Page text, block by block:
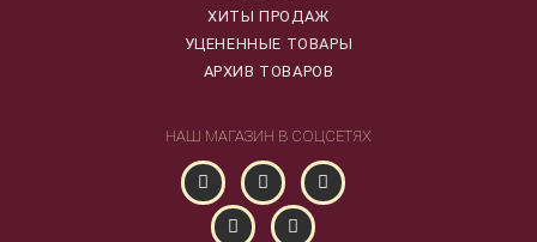
ХИТЫ ПРОДАЖ
УЦЕНЕННЫЕ ТОВАРЫ
АРХИВ ТОВАРОВ
НАШ МАГАЗИН В СОЦСЕТЯХ